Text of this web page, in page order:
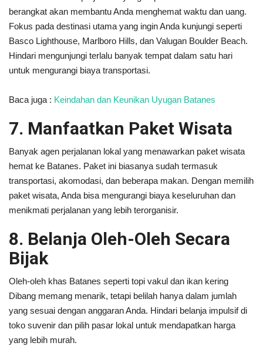
berangkat akan membantu Anda menghemat waktu dan uang.
Fokus pada destinasi utama yang ingin Anda kunjungi seperti
Basco Lighthouse, Marlboro Hills, dan Valugan Boulder Beach.
Hindari mengunjungi terlalu banyak tempat dalam satu hari
untuk mengurangi biaya transportasi.
Baca juga : Keindahan dan Keunikan Uyugan Batanes
7. Manfaatkan Paket Wisata
Banyak agen perjalanan lokal yang menawarkan paket wisata
hemat ke Batanes. Paket ini biasanya sudah termasuk
transportasi, akomodasi, dan beberapa makan. Dengan memilih
paket wisata, Anda bisa mengurangi biaya keseluruhan dan
menikmati perjalanan yang lebih terorganisir.
8. Belanja Oleh-Oleh Secara
Bijak
Oleh-oleh khas Batanes seperti topi vakul dan ikan kering
Dibang memang menarik, tetapi belilah hanya dalam jumlah
yang sesuai dengan anggaran Anda. Hindari belanja impulsif di
toko suvenir dan pilih pasar lokal untuk mendapatkan harga
yang lebih murah.